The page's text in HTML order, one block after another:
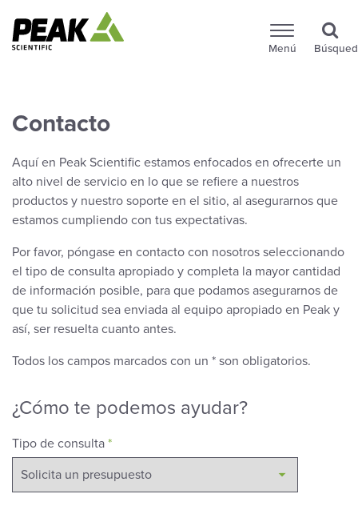
Menú
Contacto
Aquí en Peak Scientific estamos enfocados en ofrecerte un
alto nivel de servicio en lo que se refiere a nuestros
productos y nuestro soporte en el sitio, al asegurarnos que
estamos cumpliendo con tus expectativas.
Por favor, póngase en contacto con nosotros seleccionando
el tipo de consulta apropiado y completa la mayor cantidad
de información posible, para que podamos asegurarnos de
que tu solicitud sea enviada al equipo apropiado en Peak y
así, ser resuelta cuanto antes.
Todos los campos marcados con un * son obligatorios.
¿Cómo te podemos ayudar?
Tipo de consulta *